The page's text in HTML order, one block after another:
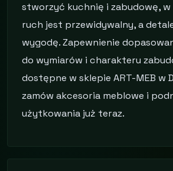
stworzyć kuchnię i zabudowę,
ruch jest przewidywalny, a
wygodę. Zapewnienie
do wymiarów i charakteru
dostępne w sklepie ART-MEB w
zamów akcesoria meblowe i
użytkowania już teraz.